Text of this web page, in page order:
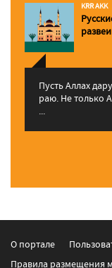
KRR AKK
Пусть Аллах
раю. Не только
...
О портале
Правила размещения